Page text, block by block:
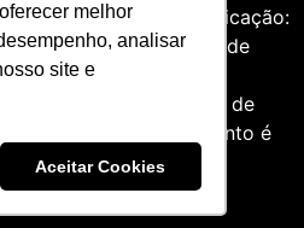
melhor
analisar
site e
Aceitar Cookies
na área de comunicação:
Assim, por meio de
do setor de seguros,
trabalho diversificado, de
expertise para o segmento é
contribuir para o